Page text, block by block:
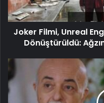
Joker Filmi, Unreal
Dönüştürüldü: